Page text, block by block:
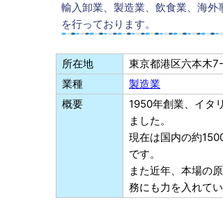
輸入卸業、製造業、飲食業、海
を行っております。
所在地
東京都港区六本木
業種
製造業
概要
1950年創業、イタ
ました。
現在は国内の約
です。
また近年、本場の
務にも力を入れてい